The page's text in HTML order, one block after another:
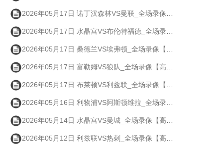
2026年05月17日 诺丁汉森林VS曼联_全场录像【高清回放】
2026年05月17日 水晶宫VS布伦特福德_全场录像【高清回放】
2026年05月17日 桑德兰VS埃弗顿_全场录像【高清回放】
2026年05月17日 富勒姆VS狼队_全场录像【高清回放】
2026年05月17日 布莱顿VS利兹联_全场录像【高清回放】
2026年05月16日 利物浦VS阿斯顿维拉_全场录像【高清回放】
2026年05月14日 水晶宫VS曼城_全场录像【高清回放】
2026年05月12日 利兹联VS热刺_全场录像【高清回放】